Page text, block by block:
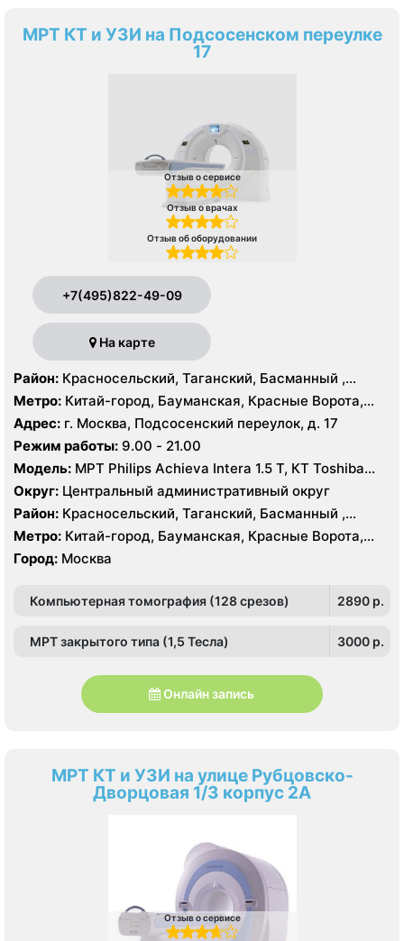
МРТ КТ и УЗИ на Подсосенском переулке
17
Отзыв о сервисе
Отзыв о врачах
Отзыв об оборудовании
+7(495)822-49-09
На карте
Район: Красносельский, Таганский, Басманный ,
Тверской
Метро: Китай-город, Бауманская, Красные Ворота,
Кузнецкий мост, Курская, Лубянка, Площадь Ильича,
Сретенский бульвар, Таганская, Чкаловская
Адрес: г. Москва, Подсосенский переулок, д. 17
Режим работы: 9.00 - 21.00
Модель: МРТ Philips Achieva Intera 1.5 T, КТ Toshiba
Aquilion CXL 128 срезов, УЗИ
Округ: Центральный административный округ
Район: Красносельский, Таганский, Басманный ,
Тверской
Метро: Китай-город, Бауманская, Красные Ворота,
Кузнецкий мост, Курская, Лубянка, Площадь Ильича,
Сретенский бульвар, Таганская, Чкаловская
Город: Москва
Компьютерная томография (128 срезов) 2890 p.
МРТ закрытого типа (1,5 Тесла) 3000 p.
Онлайн запись
МРТ КТ и УЗИ на улице Рубцовско-
Дворцовая 1/3 корпус 2А
Отзыв о сервисе